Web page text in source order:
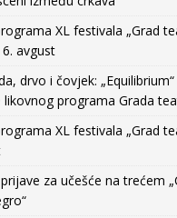
XL festivala „Grad
avgust
drvo i čovjek:
likovnog programa Grada
XL festivala „Grad
za učešće na trećem